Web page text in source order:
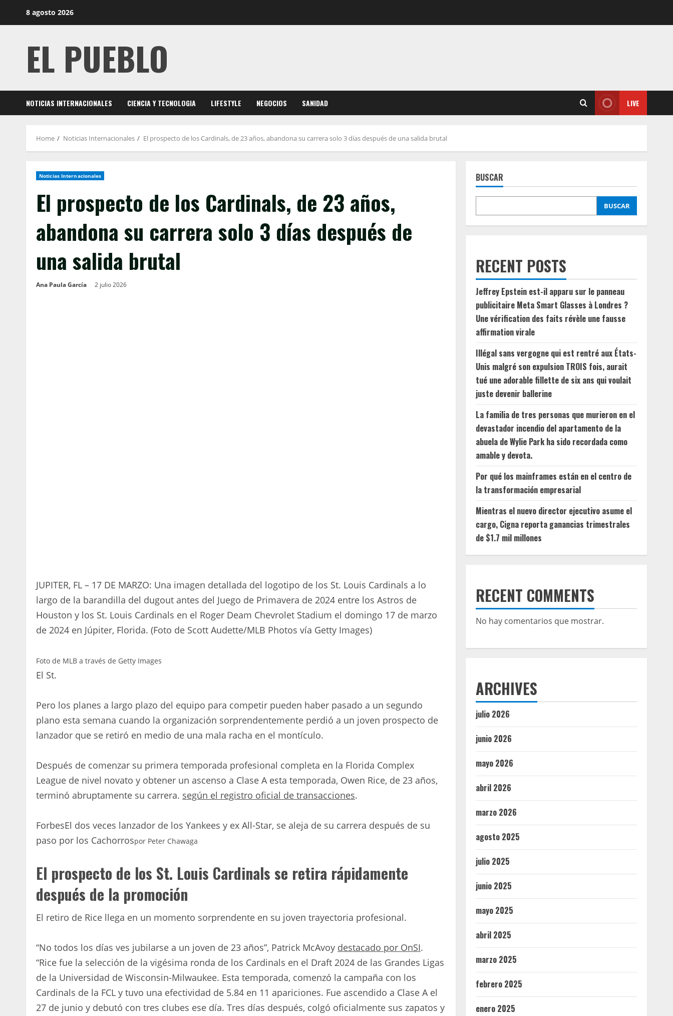
8 agosto 2026
EL PUEBLO
NOTICIAS INTERNACIONALES CIENCIA Y TECNOLOGIA LIFESTYLE NEGOCIOS SANIDAD LIVE
Home Noticias Internacionales El prospecto de los Cardinals, de 23 años, abandona su carrera solo 3 días después de una salida brutal
Noticias Internacionales
El prospecto de los Cardinals, de 23 años,
abandona su carrera solo 3 días después de
una salida brutal
Ana Paula García 2 julio 2026
JUPITER, FL – 17 DE MARZO: Una imagen detallada del logotipo de los St. Louis Cardinals a lo
largo de la barandilla del dugout antes del Juego de Primavera de 2024 entre los Astros de
Houston y los St. Louis Cardinals en el Roger Deam Chevrolet Stadium el domingo 17 de marzo
de 2024 en Júpiter, Florida. (Foto de Scott Audette/MLB Photos vía Getty Images)
Foto de MLB a través de Getty Images
El St.
Pero los planes a largo plazo del equipo para competir pueden haber pasado a un segundo
plano esta semana cuando la organización sorprendentemente perdió a un joven prospecto de
lanzador que se retiró en medio de una mala racha en el montículo.
Después de comenzar su primera temporada profesional completa en la Florida Complex
League de nivel novato y obtener un ascenso a Clase A esta temporada, Owen Rice, de 23 años,
terminó abruptamente su carrera. según el registro oficial de transacciones.
ForbesEl dos veces lanzador de los Yankees y ex All-Star, se aleja de su carrera después de su
paso por los Cachorrospor Peter Chawaga
El prospecto de los St. Louis Cardinals se retira rápidamente
después de la promoción
El retiro de Rice llega en un momento sorprendente en su joven trayectoria profesional.
“No todos los días ves jubilarse a un joven de 23 años”, Patrick McAvoy destacado por OnSI.
“Rice fue la selección de la vigésima ronda de los Cardinals en el Draft 2024 de las Grandes Ligas
de la Universidad de Wisconsin-Milwaukee. Esta temporada, comenzó la campaña con los
Cardinals de la FCL y tuvo una efectividad de 5.84 en 11 apariciones. Fue ascendido a Clase A el
27 de junio y debutó con tres clubes ese día. Tres días después, colgó oficialmente sus zapatos y
BUSCAR
BUSCAR
RECENT POSTS
Jeffrey Epstein est-il apparu sur le panneau
publicitaire Meta Smart Glasses à Londres ?
Une vérification des faits révèle une fausse
affirmation virale
Illégal sans vergogne qui est rentré aux États-
Unis malgré son expulsion TROIS fois, aurait
tué une adorable fillette de six ans qui voulait
juste devenir ballerine
La familia de tres personas que murieron en el
devastador incendio del apartamento de la
abuela de Wylie Park ha sido recordada como
amable y devota.
Por qué los mainframes están en el centro de
la transformación empresarial
Mientras el nuevo director ejecutivo asume el
cargo, Cigna reporta ganancias trimestrales
de $1.7 mil millones
RECENT COMMENTS
No hay comentarios que mostrar.
ARCHIVES
julio 2026
junio 2026
mayo 2026
abril 2026
marzo 2026
agosto 2025
julio 2025
junio 2025
mayo 2025
abril 2025
marzo 2025
febrero 2025
enero 2025